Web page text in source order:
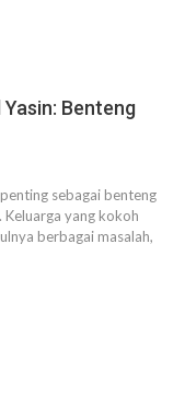
Benteng
sebagai benteng
yang kokoh
berbagai masalah,